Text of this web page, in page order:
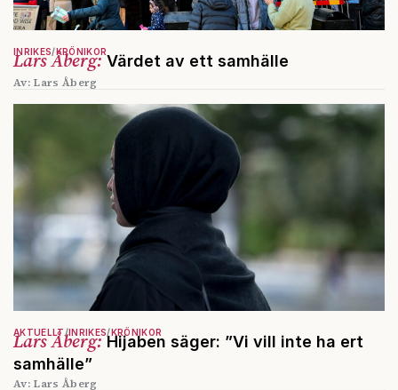
Lars Åberg:Värdet av ett samhälle
INRIKES KRÖNIKOR
Av: Lars Åberg
Lars Åberg:Hijaben säger: ”Vi vill inte ha ert
samhälle”
AKTUELLT INRIKES KRÖNIKOR
Av: Lars Åberg